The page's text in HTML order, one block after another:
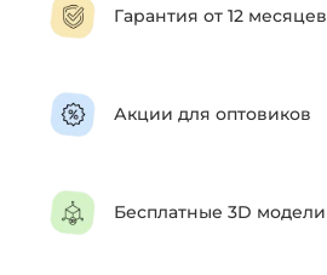
Гарантия от 12 месяцев
Акции для оптовиков
Бесплатные 3D модели